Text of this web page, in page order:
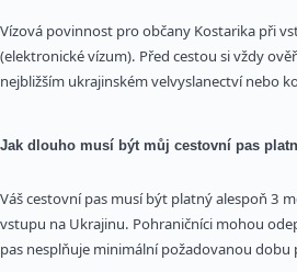
Vízová povinnost pro občany Kostarika při
(elektronické vízum). Před cestou si vždy
nejbližším ukrajinském velvyslanectví nebo
Jak dlouho musí být můj cestovní pas
Váš cestovní pas musí být platný alespoň 3
vstupu na Ukrajinu. Pohraničníci mohou
pas nesplňuje minimální požadovanou dobu